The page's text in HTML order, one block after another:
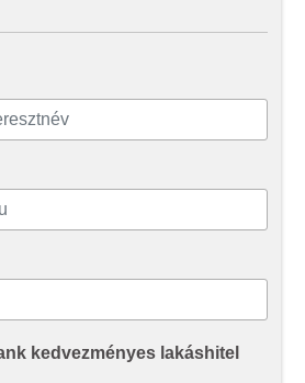
kedvezményes lakáshitel